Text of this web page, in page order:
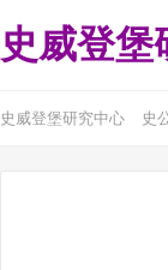
史威登堡
史威登堡研究中心 史